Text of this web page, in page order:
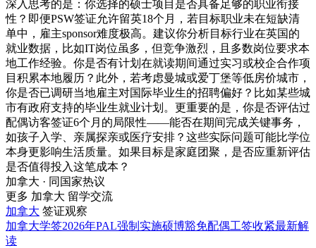
深入思考的是：你选择的硕士项目是否具备足够的职业衔接
性？即便PSW签证允许留英18个月，若目标职业未在短缺清
单中，雇主sponsor难度极高。建议你分析目标行业在英国的
就业数据，比如IT岗位虽多，但竞争激烈，且多数岗位要求本
地工作经验。你是否有计划在就读期间通过实习或校企合作项
目积累本地履历？此外，若考虑曼城或爱丁堡等低房价城市，
你是否已调研当地雇主对国际毕业生的招聘偏好？比如某些城
市有政府支持的毕业生就业计划。更重要的是，你是否评估过
配偶访客签证6个月的局限性——能否在期间完成关键事务，
如孩子入学、亲属探亲或医疗安排？这些实际问题可能比学位
本身更影响生活质量。如果目标是家庭团聚，是否应重新评估
是否值得投入这笔成本？
加拿大 · 同国家热议
更多 加拿大 留学交流
加拿大 签证观察
加拿大学签2026年PAL强制实施硕博豁免配偶工签收紧最新解
读